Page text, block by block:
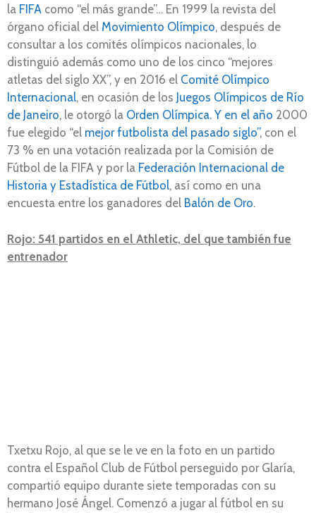
la FIFA como “el más grande”… En 1999 la revista del
órgano oficial del Movimiento Olímpico, después de
consultar a los comités olímpicos nacionales, lo
distinguió además como uno de los cinco “mejores
atletas del siglo XX”,​ y en 2016 el Comité Olímpico
Internacional, en ocasión de los Juegos Olímpicos de Río
de Janeiro, le otorgó la Orden Olímpica. Y en el año 2000
fue elegido “el mejor futbolista del pasado siglo”, con el
73 % en una votación realizada por la Comisión de
Fútbol de la FIFA y por la Federación Internacional de
Historia y Estadística de Fútbol, así como en una
encuesta entre los ganadores del Balón de Oro.
Rojo: 541 partidos en el Athletic, del que también fue
entrenador
Txetxu Rojo, al que se le ve en la foto en un partido
contra el Español Club de Fútbol perseguido por Glaría,
compartió equipo durante siete temporadas con su
hermano José Ángel. Comenzó a jugar al fútbol en su